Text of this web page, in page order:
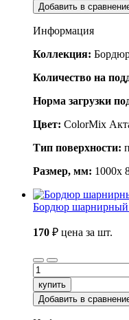
Добавить в
Информация
Коллекция:
Количество на
Норма загрузки
Цвет: ColorMix
Тип поверхности:
Размер, мм: 1000x
Бордюр
170 ₽ цена за шт.
купить
Добавить в